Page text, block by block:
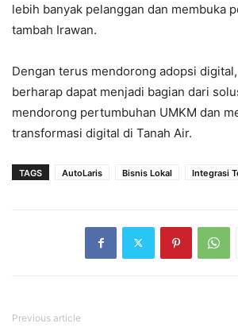
lebih banyak pelanggan dan membuka
tambah Irawan.
Dengan terus mendorong adopsi
berharap dapat menjadi bagian dari
mendorong pertumbuhan UMKM dan
transformasi digital di Tanah Air.
TAGS AutoLaris Bisnis Lokal Integrasi
Previous article